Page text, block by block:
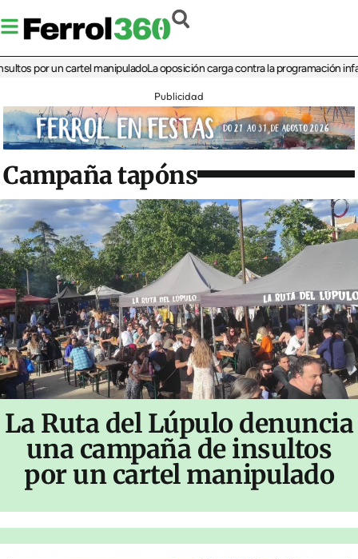
un cartel manipuladoLa oposición carga contra la programación infantil de
Publicidad
Campaña tapóns
La Ruta del Lúpulo denuncia
una campaña de insultos
por un cartel manipulado